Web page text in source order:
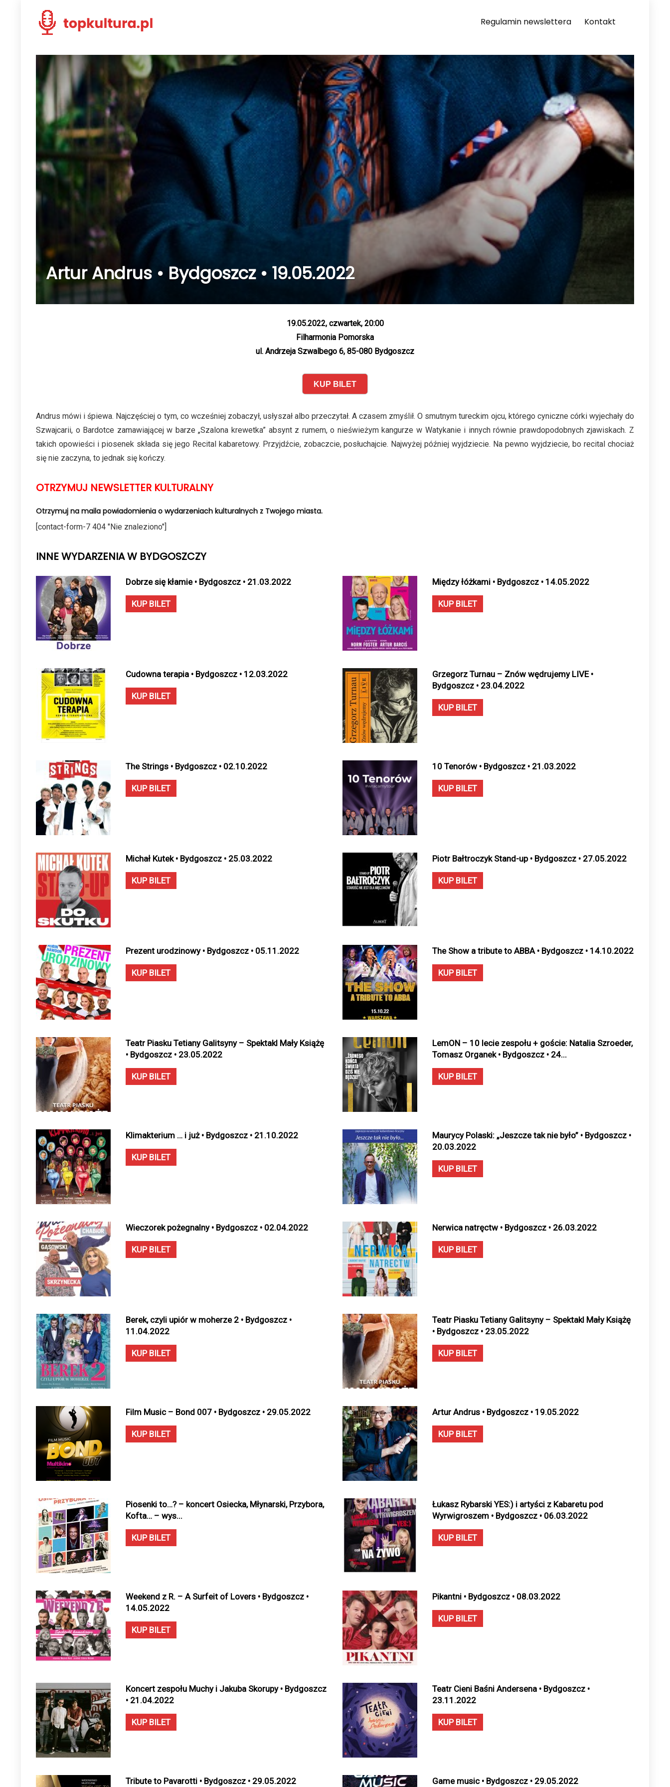
Regulamin newslettera Kontakt
Artur Andrus • Bydgoszcz • 19.05.2022
19.05.2022, czwartek, 20:00
Filharmonia Pomorska
ul. Andrzeja Szwalbego 6, 85-080 Bydgoszcz
KUP BILET
Andrus mówi i śpiewa. Najczęściej o tym, co wcześniej zobaczył, usłyszał albo przeczytał. A czasem zmyślił. O smutnym tureckim ojcu, którego cyniczne córki wyjechały do
Szwajcarii, o Bardotce zamawiającej w barze „Szalona krewetka” absynt z rumem, o nieświeżym kangurze w Watykanie i innych równie prawdopodobnych zjawiskach. Z
takich opowieści i piosenek składa się jego Recital kabaretowy. Przyjdźcie, zobaczcie, posłuchajcie. Najwyżej później wyjdziecie. Na pewno wyjdziecie, bo recital chociaż
się nie zaczyna, to jednak się kończy.
OTRZYMUJ NEWSLETTER KULTURALNY
Otrzymuj na maila powiadomienia o wydarzeniach kulturalnych z Twojego miasta.
[contact-form-7 404 "Nie znaleziono"]
INNE WYDARZENIA W BYDGOSZCZY
Dobrze się kłamie • Bydgoszcz • 21.03.2022
KUP BILET
Między łóżkami • Bydgoszcz • 14.05.2022
KUP BILET
Cudowna terapia • Bydgoszcz • 12.03.2022
KUP BILET
Grzegorz Turnau – Znów wędrujemy LIVE •
Bydgoszcz • 23.04.2022
KUP BILET
The Strings • Bydgoszcz • 02.10.2022
KUP BILET
10 Tenorów • Bydgoszcz • 21.03.2022
KUP BILET
Michał Kutek • Bydgoszcz • 25.03.2022
KUP BILET
Piotr Bałtroczyk Stand-up • Bydgoszcz • 27.05.2022
KUP BILET
Prezent urodzinowy • Bydgoszcz • 05.11.2022
KUP BILET
The Show a tribute to ABBA • Bydgoszcz • 14.10.2022
KUP BILET
Teatr Piasku Tetiany Galitsyny – Spektakl Mały Książę
• Bydgoszcz • 23.05.2022
KUP BILET
LemON – 10 lecie zespołu + goście: Natalia Szroeder,
Tomasz Organek • Bydgoszcz • 24...
KUP BILET
Klimakterium … i już • Bydgoszcz • 21.10.2022
KUP BILET
Maurycy Polaski: „Jeszcze tak nie było” • Bydgoszcz •
20.03.2022
KUP BILET
Wieczorek pożegnalny • Bydgoszcz • 02.04.2022
KUP BILET
Nerwica natręctw • Bydgoszcz • 26.03.2022
KUP BILET
Berek, czyli upiór w moherze 2 • Bydgoszcz •
11.04.2022
KUP BILET
Teatr Piasku Tetiany Galitsyny – Spektakl Mały Książę
• Bydgoszcz • 23.05.2022
KUP BILET
Film Music – Bond 007 • Bydgoszcz • 29.05.2022
KUP BILET
Artur Andrus • Bydgoszcz • 19.05.2022
KUP BILET
Piosenki to…? – koncert Osiecka, Młynarski, Przybora,
Kofta… – wys...
KUP BILET
Łukasz Rybarski YES:) i artyści z Kabaretu pod
Wyrwigroszem • Bydgoszcz • 06.03.2022
KUP BILET
Weekend z R. – A Surfeit of Lovers • Bydgoszcz •
14.05.2022
KUP BILET
Pikantni • Bydgoszcz • 08.03.2022
KUP BILET
Koncert zespołu Muchy i Jakuba Skorupy • Bydgoszcz
• 21.04.2022
KUP BILET
Teatr Cieni Baśni Andersena • Bydgoszcz •
23.11.2022
KUP BILET
Tribute to Pavarotti • Bydgoszcz • 29.05.2022 Game music • Bydgoszcz • 29.05.2022